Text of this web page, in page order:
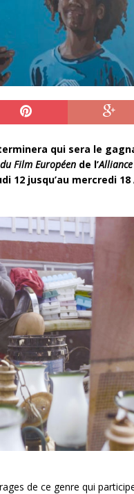
qui sera le
Film Européende l’
12 jusqu’au mercredi
de ce genre qui